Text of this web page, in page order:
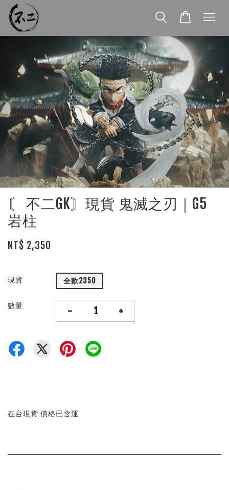
〘 不二GK〙現貨 鬼滅之刃｜G5
岩柱
NT$ 2,350
現貨 全款2350
數量 - +
在台現貨 價格已含運